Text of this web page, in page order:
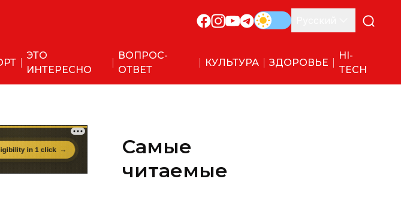
ЭТО
ИНТЕРЕСНО
ВОПРОС-
ОТВЕТ
КУЛЬТУРА ЗДОРОВЬЕ
HI-
TECH
Самые
читаемые